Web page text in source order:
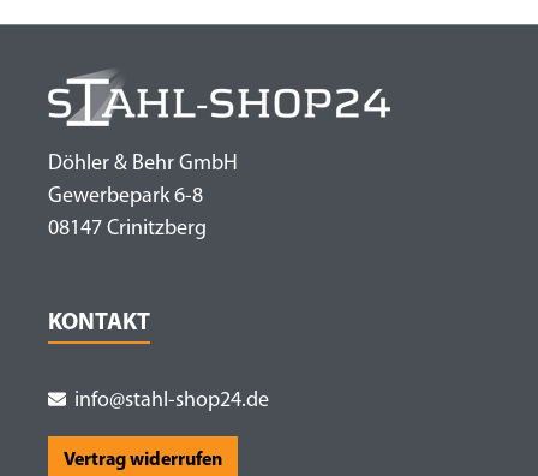
Döhler & Behr GmbH
Gewerbepark 6-8
08147 Crinitzberg
KONTAKT
info@stahl-shop24.de
Vertrag widerrufen